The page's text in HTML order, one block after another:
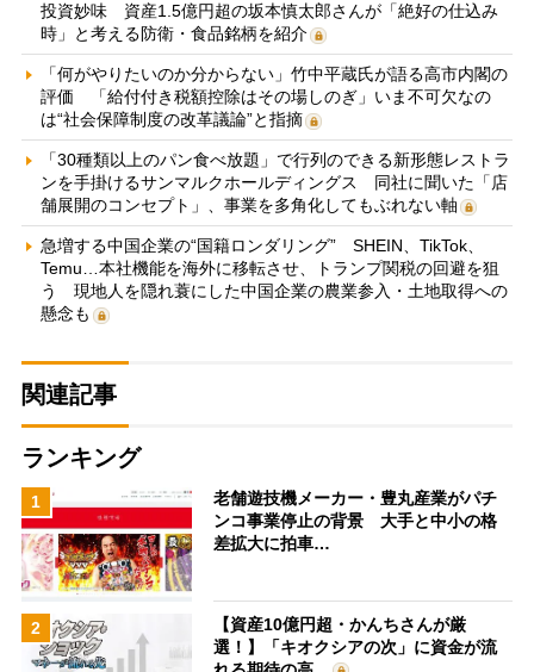
投資妙味 資産1.5億円超の坂本慎太郎さんが「絶好の仕込み
時」と考える防衛・食品銘柄を紹介
「何がやりたいのか分からない」竹中平蔵氏が語る高市内閣の
評価 「給付付き税額控除はその場しのぎ」いま不可欠なの
は“社会保障制度の改革議論”と指摘
「30種類以上のパン食べ放題」で行列のできる新形態レストラ
ンを手掛けるサンマルクホールディングス 同社に聞いた「店
舗展開のコンセプト」、事業を多角化してもぶれない軸
急増する中国企業の“国籍ロンダリング” SHEIN、TikTok、
Temu…本社機能を海外に移転させ、トランプ関税の回避を狙
う 現地人を隠れ蓑にした中国企業の農業参入・土地取得への
懸念も
関連記事
ランキング
1
老舗遊技機メーカー・豊丸産業がパチ
ンコ事業停止の背景 大手と中小の格
差拡大に拍車…
2
【資産10億円超・かんちさんが厳
選！】「キオクシアの次」に資金が流